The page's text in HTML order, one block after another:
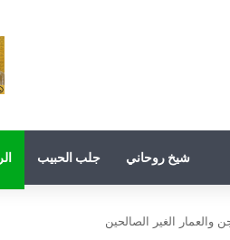
شيخ روحاني جلب الحبيب
والعمار الغير الصالحين